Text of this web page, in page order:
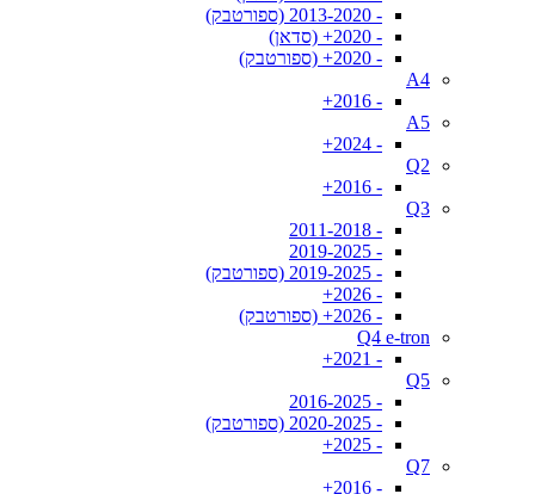
- 2013-2020 (ספורטבק)
- 2020+ (סדאן)
- 2020+ (ספורטבק)
A4
- 2016+
A5
- 2024+
Q2
- 2016+
Q3
- 2011-2018
- 2019-2025
- 2019-2025 (ספורטבק)
- 2026+
- 2026+ (ספורטבק)
Q4 e-tron
- 2021+
Q5
- 2016-2025
- 2020-2025 (ספורטבק)
- 2025+
Q7
- 2016+